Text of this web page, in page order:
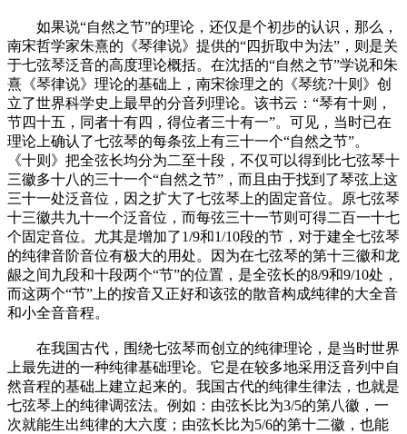
如果说“自然之节”的理论，还仅是个初步的认识，那么，
南宋哲学家朱熹的《琴律说》提供的“四折取中为法”，则是关
于七弦琴泛音的高度理论概括。在沈括的“自然之节”学说和朱
熹《琴律说》理论的基础上，南宋徐理之的《琴统?十则》创
立了世界科学史上最早的分音列理论。该书云：“琴有十则，
节四十五，同者十有四，得位者三十有一”。可见，当时已在
理论上确认了七弦琴的每条弦上有三十一个“自然之节”。
《十则》把全弦长均分为二至十段，不仅可以得到比七弦琴十
三徽多十八的三十一个“自然之节”，而且由于找到了琴弦上这
三十一处泛音位，因之扩大了七弦琴上的固定音位。原七弦琴
十三徽共九十一个泛音位，而每弦三十一节则可得二百一十七
个固定音位。尤其是增加了1/9和1/10段的节，对于建全七弦琴
的纯律音阶音位有极大的用处。因为在七弦琴的第十三徽和龙
龈之间九段和十段两个“节”的位置，是全弦长的8/9和9/10处，
而这两个“节”上的按音又正好和该弦的散音构成纯律的大全音
和小全音音程。
在我国古代，围绕七弦琴而创立的纯律理论，是当时世界
上最先进的一种纯律基础理论。它是在较多地采用泛音列中自
然音程的基础上建立起来的。我国古代的纯律生律法，也就是
七弦琴上的纯律调弦法。例如：由弦长比为3/5的第八徽，一
次就能生出纯律的大六度；由弦长比为5/6的第十二徽，也能